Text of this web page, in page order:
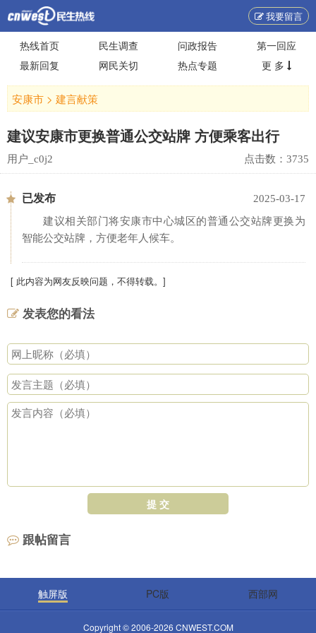
我要留言
热线首页 民生调查 问政报告
第一回应
最新回复
网民关切 热点专题 更 多
安康市 > 建言献策
建议安康市更换普通公交站牌 方便乘客出行
用户_c0j2 点击数： 3735
已发布
2025-03-17
建议相关部门将安康市中心城区的普通公交站牌更换为
智能公交站牌，方便老年人候车。
[ 此内容为网友反映问题，不得转载。]
发表您的看法
提 交
跟帖留言
触屏版 PC版 西部网
Copyright © 2006-2026 CNWEST.COM